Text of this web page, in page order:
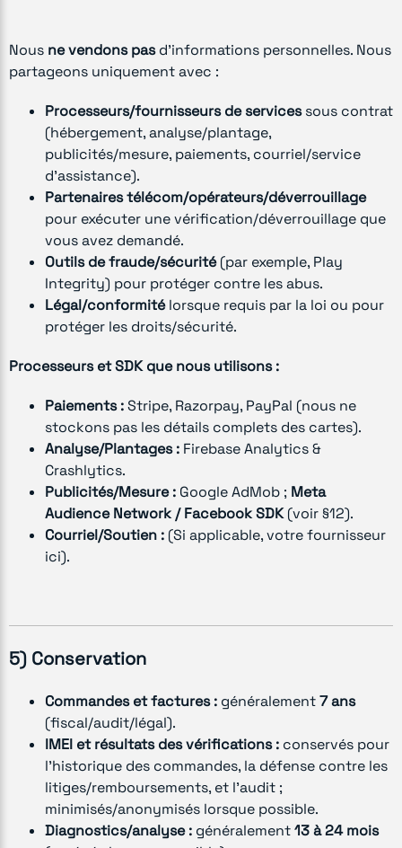
Nous ne vendons pasd’informations personnelles. Nous
partageons uniquement avec :
Processeurs/fournisseurs de servicessous contrat
(hébergement, analyse/plantage,
publicités/mesure, paiements, courriel/service
d’assistance).
Partenaires télécom/opérateurs/déverrouillage
pour exécuter une vérification/déverrouillage que
vous avez demandé.
Outils de fraude/sécurité(par exemple, Play
Integrity) pour protéger contre les abus.
Légal/conformitélorsque requis par la loi ou pour
protéger les droits/sécurité.
Processeurs et SDK que nous utilisons :
Paiements :Stripe, Razorpay, PayPal (nous ne
stockons pas les détails complets des cartes).
Analyse/Plantages : Firebase Analytics &
Crashlytics.
Publicités/Mesure : Google AdMob ; Meta
Audience Network / Facebook SDK(voir §12).
Courriel/Soutien : (Si applicable, votre fournisseur
ici).
5) Conservation
Commandes et factures : généralement7 ans
(fiscal/audit/légal).
IMEI et résultats des vérifications : conservés pour
l’historique des commandes, la défense contre les
litiges/remboursements, et l’audit ;
minimisés/anonymisés lorsque possible.
Diagnostics/analyse : généralement13 à 24 mois